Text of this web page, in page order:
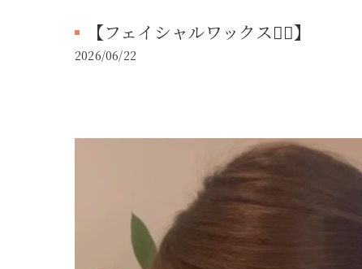
【フェイシャルワックス💆‍♀️】
2026/06/22